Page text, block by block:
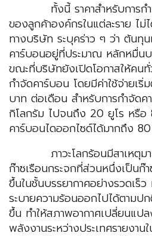
ทั้งนี้ ราคาสำหรับการกำจั
ของลูกค้าองค์กรในแต่ละราย ไม่
ทางบริษัท ระบุคร่าว ๆ ว่า ต้นทุน
คาร์บอนอยู่ที่ประมาณ หลักหมื่น
ขณะที่บริษัทยังเปิดโอกาสให้คนทั่
กำจัดคาร์บอน โดยมีค่าใช้จ่ายเ
บาท ต่อเดือน สำหรับการกำจัด
กิโลกรัม ไปจนถึง 20 ยูโร หรือ
คาร์บอนไดออกไซด์ได้มากถึง
ภาวะโลกร้อนมีสาเหตุมาจ
ก๊าซเรือนกระจกที่ส่วนหนึ่งเป็นก๊
ขึ้นในชั้นบรรยากาศอย่างรวดเร็ว
ระบายความร้อนออกไปได้ตาม
ขึ้น ทำให้สภาพอากาศเปลี่ยนแป
พลังงานระหว่างประเทศรายงา